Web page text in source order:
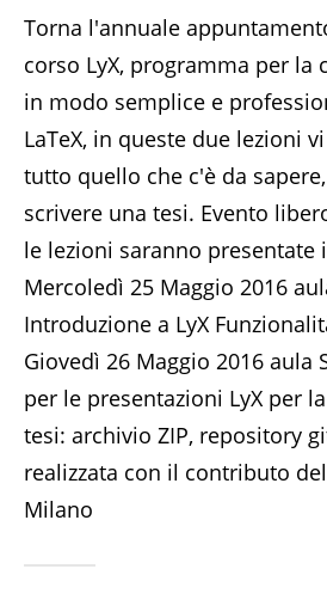
Torna l'annuale
corso LyX, programma per la
in modo semplice e
LaTeX, in queste due lezioni
tutto quello che c'è da
scrivere una tesi. Evento
le lezioni saranno presentate
Mercoledì 25 Maggio 2016
Introduzione a LyX
Giovedì 26 Maggio 2016 aula
per le presentazioni LyX per
tesi: archivio ZIP, repository
realizzata con il contributo
Milano